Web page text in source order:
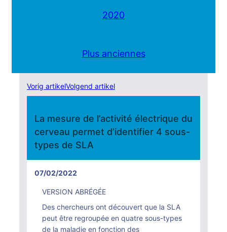
2020
Plus anciennes
Vorig artikelVolgend artikel
La mesure de l’activité électrique du
cerveau permet d’identifier 4 sous-
types de SLA
07/02/2022
VERSION ABRÉGÉE
Des chercheurs ont découvert que la SLA
peut être regroupée en quatre sous-types
de la maladie en fonction des